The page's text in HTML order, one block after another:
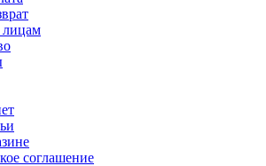
соглашение